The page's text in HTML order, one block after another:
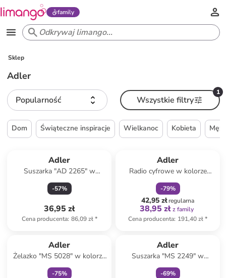
family
Sklep
Adler
Popularność
1
Wszystkie filtry
Dom Świąteczne inspiracje Wielkanoc Kobieta
Adler
Suszarka "AD 2265" w
kolorze zielonym do włosów
-57%
36,95 zł
Cena producenta: 86,09 zł*
Adler
Radio cyfrowe w kolorze
biało-czarnym
-79%
42,95 złregularna
38,95 zł z family
Cena producenta: 191,40 zł*
Adler
Żelazko "MS 5028" w kolorze
jasnoróżowym
-75%
Adler
Suszarka "MS 2249" w
kolorze czarnym
-69%